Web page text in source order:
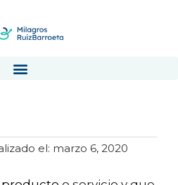
el: marzo 6, 2020